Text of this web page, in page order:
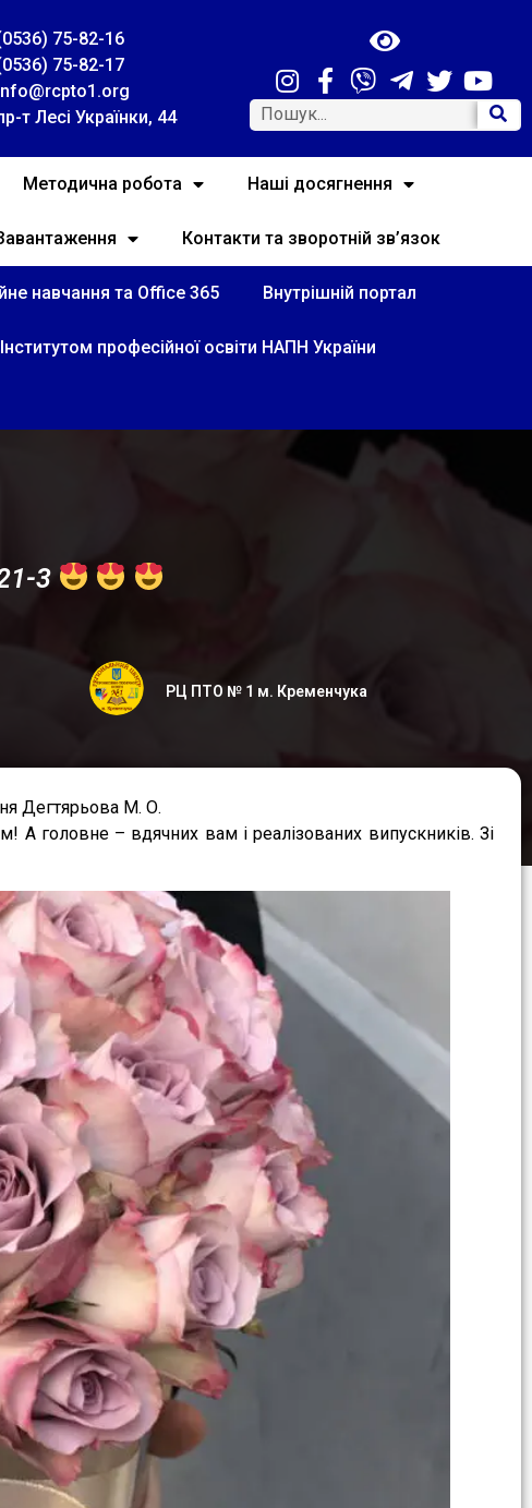
75-82-16
75-82-17
т Лесі Українки, 44
Методична робота Наші досягнення
Контакти та зворотній зв’язок
навчання та Office 365 Внутрішній портал
професійної освіти НАПН України
3
РЦ ПТО № 1 м. Кременчука
Дегтярьова М. О.
А головне – вдячних вам і реалізованих випускників. Зі